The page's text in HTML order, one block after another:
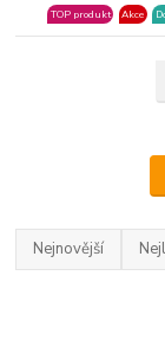
TOP produkt Akce
Nejnovější